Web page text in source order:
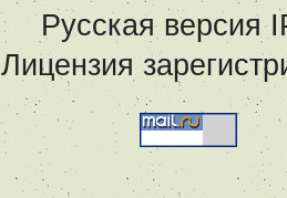
Русская версия
Лицензия